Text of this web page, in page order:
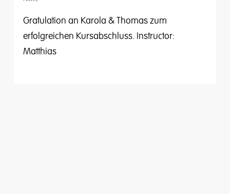
Gratulation an Karola & Thomas zum
erfolgreichen Kursabschluss. Instructor:
Matthias